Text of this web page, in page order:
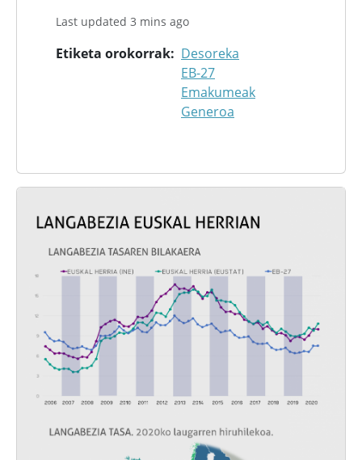
Last updated 3 mins ago
Etiketa orokorrak
Desoreka
EB-27
Emakumeak
Generoa